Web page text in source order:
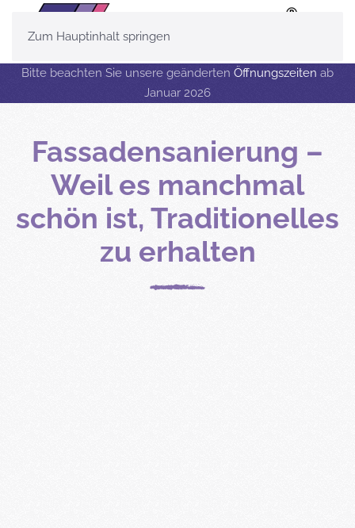
Zum Hauptinhalt springen
Bitte beachten Sie unsere geänderten Öffnungszeiten ab
Januar 2026
Fassadensanierung –
Weil es manchmal
schön ist, Traditionelles
zu erhalten